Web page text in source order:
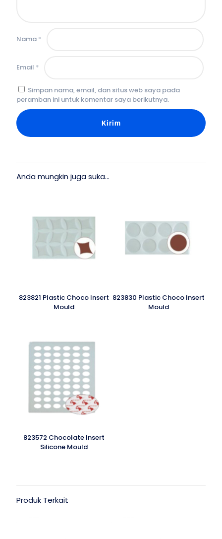
Nama *
Email *
Simpan nama, email, dan situs web saya pada
peramban ini untuk komentar saya berikutnya.
Anda mungkin juga suka…
823821 Plastic Choco Insert
Mould
823830 Plastic Choco Insert
Mould
823572 Chocolate Insert
Silicone Mould
Produk Terkait